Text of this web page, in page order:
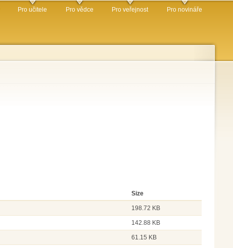
Pro učitele Pro vědce Pro veřejnost Pro novináře
Size
198.72 KB
142.88 KB
61.15 KB